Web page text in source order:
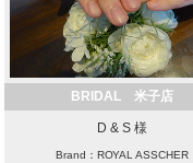
BRIDAL 米子店
D & S 様
Brand：ROYAL ASSCHER